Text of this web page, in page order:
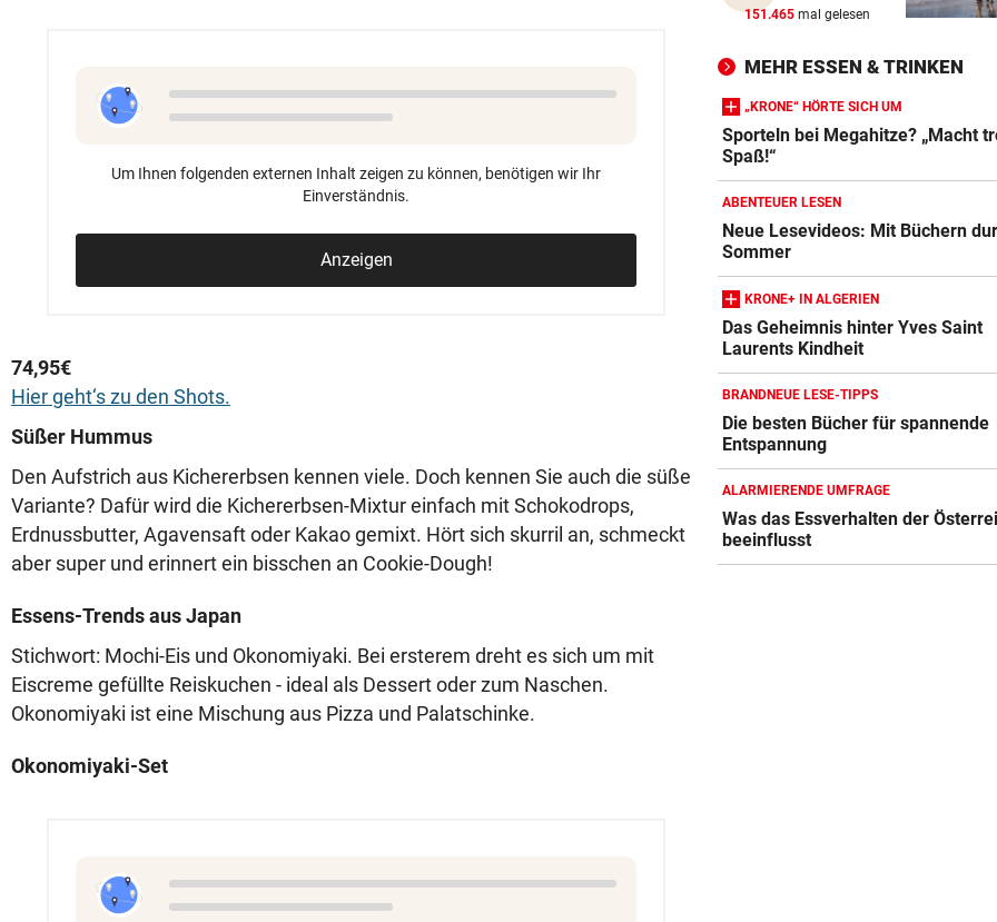
Um Ihnen folgenden externen Inhalt zeigen zu können, benötigen wir Ihr
Einverständnis.
Anzeigen
74,95€
Hier geht‘s zu den Shots.
Süßer Hummus
Den Aufstrich aus Kichererbsen kennen viele. Doch kennen Sie auch die süße
Variante? Dafür wird die Kichererbsen-Mixtur einfach mit Schokodrops,
Erdnussbutter, Agavensaft oder Kakao gemixt. Hört sich skurril an, schmeckt
aber super und erinnert ein bisschen an Cookie-Dough!
Essens-Trends aus Japan
Stichwort: Mochi-Eis und Okonomiyaki. Bei ersterem dreht es sich um mit
Eiscreme gefüllte Reiskuchen - ideal als Dessert oder zum Naschen.
Okonomiyaki ist eine Mischung aus Pizza und Palatschinke.
Okonomiyaki-Set
DANK MEGA-ABLÖSE
Premier-League-Klub
CHAMPIONS-LEAGUE-QUALI
Darum spielte Sturm Graz
Brustsponsor
„KRONE“-INTERVIEW
Sabrina Setlur: „Mein Weg
hart, aber ehrlich“
CHAMPIONS-LEAGUE-QUALI
Tor-Spektakel! St. Pölten
Young Boys Bern
WILDE FAHRT DURCH WIEN
Mann floh nach Unfall
Mit Schuss gestoppt
MIT FORSCHER UNTERWEGS
Bundespräsident zeigt: So
151.465 mal gelesen
MEHR ESSEN & TRINKEN
„KRONE“ HÖRTE SICH UM
Sporteln bei Megahitze? „Macht
Spaß!“
ABENTEUER LESEN
Neue Lesevideos: Mit Büchern
Sommer
KRONE+ IN ALGERIEN
Das Geheimnis hinter Yves Saint
Laurents Kindheit
BRANDNEUE LESE-TIPPS
Die besten Bücher für spannende
Entspannung
ALARMIERENDE UMFRAGE
Was das Essverhalten der
beeinflusst